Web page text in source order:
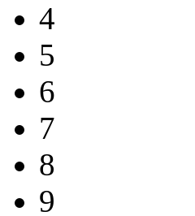
4
5
6
7
8
9